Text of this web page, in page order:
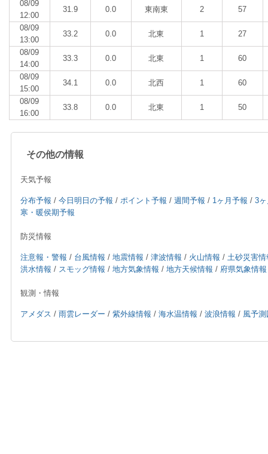
08/09
12:00
31.9 0.0 東南東 2 57
08/09
13:00
33.2 0.0 北東 1 27
08/09
14:00
33.3 0.0 北東 1 60
08/09
15:00
34.1 0.0 北西 1 60
08/09
16:00
33.8 0.0 北東 1 50
その他の情報
天気予報
分布予報 / 今日明日の予報 / ポイント予報 / 週間予報 / 1ヶ月予報 / 3
寒・暖侯期予報
防災情報
注意報・警報 / 台風情報 / 地震情報 / 津波情報 / 火山情報 / 土砂災害情
洪水情報 / スモッグ情報 / 地方気象情報 / 地方天候情報 / 府県気象情報
観測・情報
アメダス / 雨雲レーダー / 紫外線情報 / 海水温情報 / 波浪情報 / 風予測